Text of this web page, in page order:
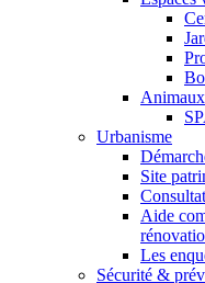
Animaux
Urbanisme
Site
Aide
Les
Sécurité &